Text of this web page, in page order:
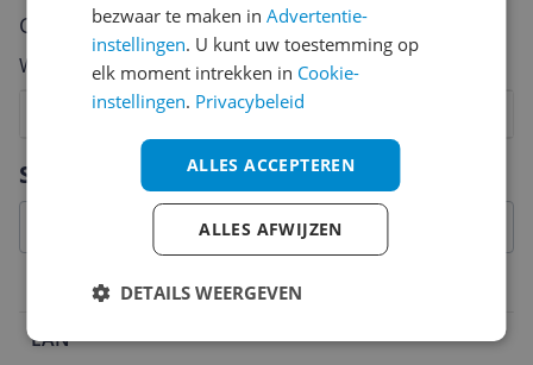
Specificaties
Belangrijkste kenmerken
EAN
Cijfer
Welk cijfer geef jij dit product?
6
5
4
3
2
Vraag 1 van 4
bezwaar te maken inAdvertentie-
instellingen. U kunt uw toestemming op
elk moment intrekken in Cookie-
instellingen. Privacybeleid
ALLES ACCEPTEREN
ALLES AFWIJZEN
DETAILS WEERGEVEN